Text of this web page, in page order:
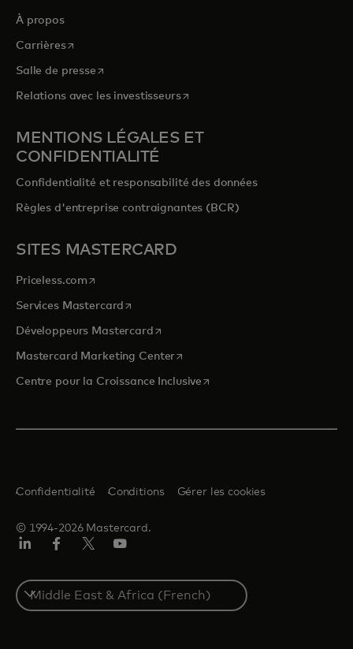
À propos
Carrièress’ouvre dans un nouvel onglet
Salle de presses’ouvre dans un nouvel onglet
Relations avec les investisseurss’ouvre dans un nouvel onglet
MENTIONS LÉGALES ET
CONFIDENTIALITÉ
Confidentialité et responsabilité des données
Règles d'entreprise contraignantes (BCR)
SITES MASTERCARD
Priceless.com s’ouvre dans un nouvel onglet
Services Mastercard s’ouvre dans un nouvel onglet
Développeurs Mastercards’ouvre dans un nouvel onglet
Mastercard Marketing Centers’ouvre dans un nouvel onglet
Centre pour la Croissance Inclusive s’ouvre dans un nouvel
© 1994-2026 Mastercard.
Confidentialité Conditions Gérer les cookies
Select
a
country